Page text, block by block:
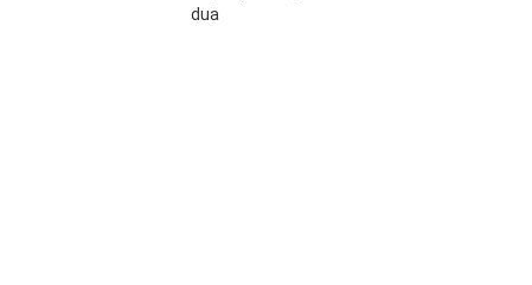
dua